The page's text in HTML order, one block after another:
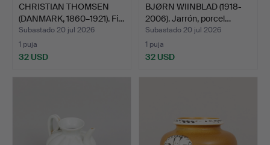
CHRISTIAN THOMSEN
(DANMARK, 1860–1921). Fi…
Subastado 20 jul 2026
1 puja
32 USD
BJØRN WIINBLAD (1918-
2006). Jarrón, porcel…
Subastado 20 jul 2026
1 puja
32 USD